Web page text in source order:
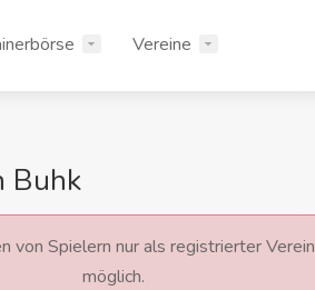
Vereine
Buhk
von Spielern nur als registrierter Verein
möglich.